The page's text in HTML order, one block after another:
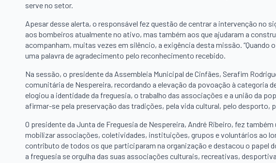
serve no setor.
Apesar desse alerta, o responsável fez questão de centrar a intervenção no
aos bombeiros atualmente no ativo, mas também aos que ajudaram a
acompanham, muitas vezes em silêncio, a exigência desta missão. “Quando
uma palavra de agradecimento pelo reconhecimento recebido.
Na sessão, o presidente da Assembleia Municipal de Cinfães, Serafim
comunitária de Nespereira, recordando a elevação da povoação à categoria
elogiou a identidade da freguesia, o trabalho das associações e a união da
afirmar-se pela preservação das tradições, pela vida cultural, pelo desporto,
O presidente da Junta de Freguesia de Nespereira, André Ribeiro, fez
mobilizar associações, coletividades, instituições, grupos e voluntários ao
contributo de todos os que participaram na organização e destacou o papel
a freguesia se orgulha das suas associações culturais, recreativas,